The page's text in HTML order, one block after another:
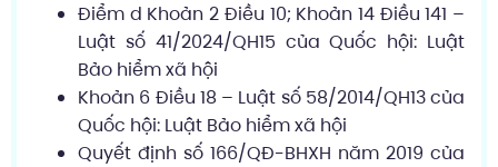
Điểm d Khoản 2 Điều 10; Khoản 14 Điều 141 –
Luật số 41/2024/QH15 của Quốc hội: Luật
Bảo hiểm xã hội
Khoản 6 Điều 18 – Luật số 58/2014/QH13 của
Quốc hội: Luật Bảo hiểm xã hội
Quyết định số 166/QĐ-BHXH năm 2019 của